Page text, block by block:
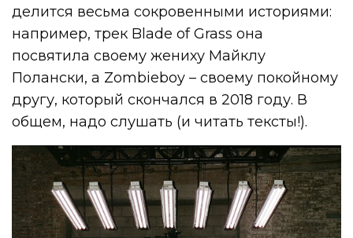
делится весьма сокровенными историями:
например, трек Blade of Grass она
посвятила своему жениху Майклу
Полански, а Zombieboy – своему покойному
другу, который скончался в 2018 году. В
общем, надо слушать (и читать тексты!).